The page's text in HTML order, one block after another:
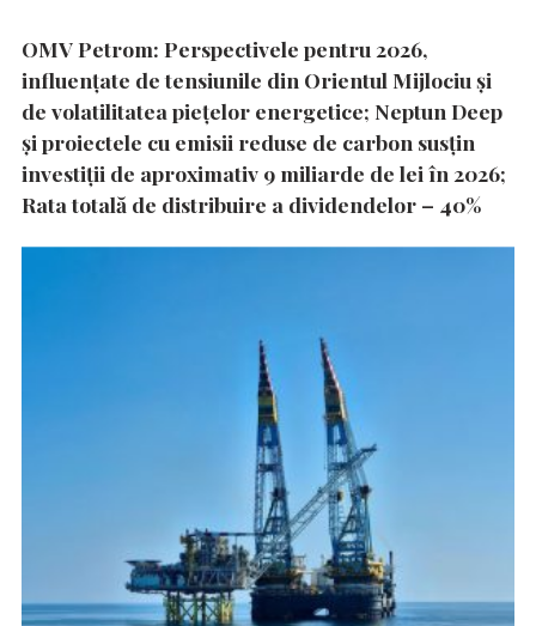
OMV Petrom: Perspectivele pentru 2026,
influențate de tensiunile din Orientul Mijlociu și
de volatilitatea piețelor energetice; Neptun Deep
și proiectele cu emisii reduse de carbon susțin
investiții de aproximativ 9 miliarde de lei în 2026;
Rata totală de distribuire a dividendelor – 40%